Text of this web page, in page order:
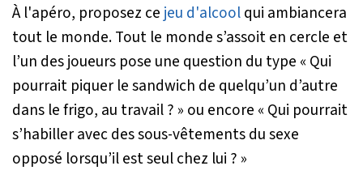
À l'apéro, proposez ce jeu d'alcoolqui ambiancera
tout le monde. Tout le monde s’assoit en cercle et
l’un des joueurs pose une question du type « Qui
pourrait piquer le sandwich de quelqu’un d’autre
dans le frigo, au travail ? » ou encore « Qui pourrait
s’habiller avec des sous-vêtements du sexe
opposé lorsqu’il est seul chez lui ? »